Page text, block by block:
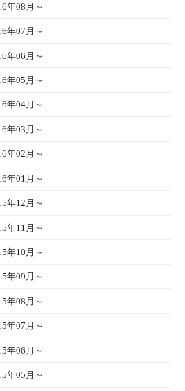
年08月～
年07月～
年06月～
年05月～
年04月～
年03月～
年02月～
年01月～
年12月～
年11月～
年10月～
年09月～
年08月～
年07月～
年06月～
年05月～